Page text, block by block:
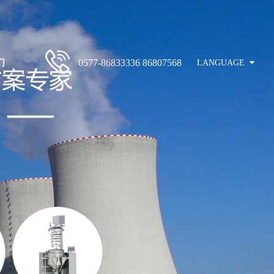
LANGUAGE
0577-86833336 86807568